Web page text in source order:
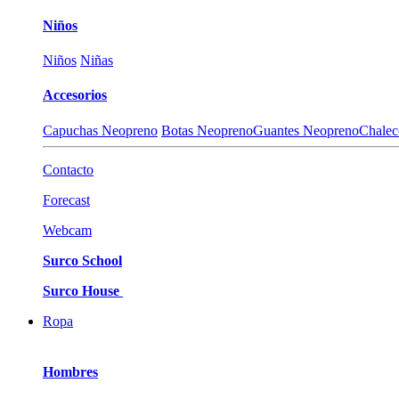
Niños
Niños Niñas
Accesorios
Capuchas Neopreno Botas NeoprenoGuantes Neopreno
Contacto
Forecast
Webcam
Surco School
Surco House
Ropa
Hombres